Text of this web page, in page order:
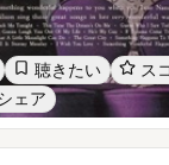
聴きたい スコア
ア